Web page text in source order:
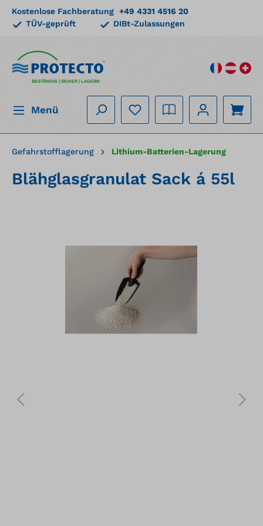
springen
Kostenlose Fachberatung +49 4331 4516 20
TÜV-geprüft
DIBt-Zulassungen
BESTÄNDIG | SICHER | LAGERN
Menü
Gefahrstofflagerung Lithium-Batterien-Lagerung
Blähglasgranulat Sack á 55l